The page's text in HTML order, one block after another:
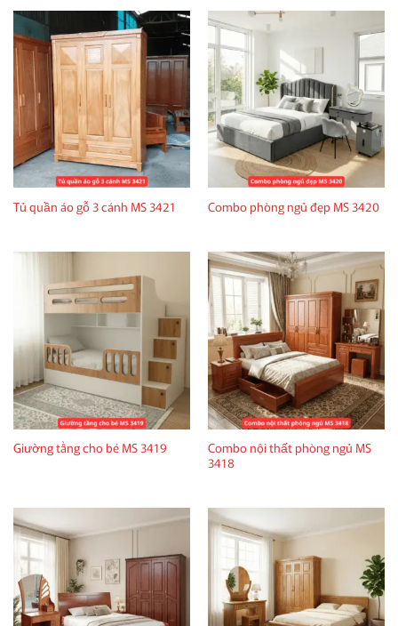
Tủ quần áo gỗ 3 cánh MS 3421 Combo phòng ngủ đẹp MS 3420
Giường tầng cho bé MS 3419
Combo nội thất phòng ngủ MS
3418